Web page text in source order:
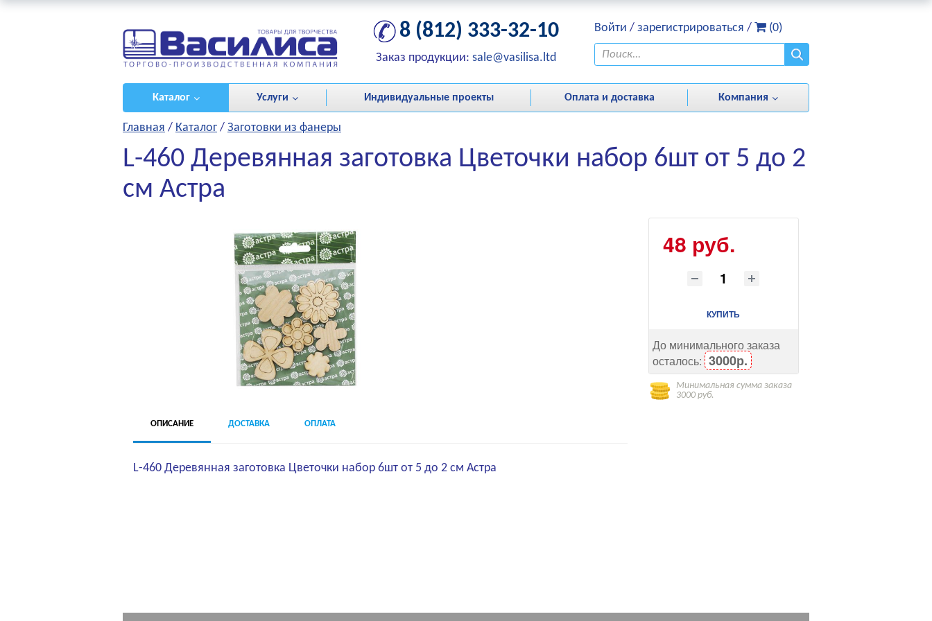
8 (812) 333-32-10
Заказ продукции: sale@vasilisa.ltd
Войти / зарегистрироваться / (0)
Каталог Услуги Индивидуальные проекты Оплата и доставка Компания
Главная / Каталог / Заготовки из фанеры
L-460 Деревянная заготовка Цветочки набор 6шт от 5 до 2
см Астра
48 руб.
КУПИТЬ
До минимального заказа
осталось: 3000р.
Минимальная сумма заказа
3000 руб.
ОПИСАНИЕ ДОСТАВКА ОПЛАТА
L-460 Деревянная заготовка Цветочки набор 6шт от 5 до 2 см Астра